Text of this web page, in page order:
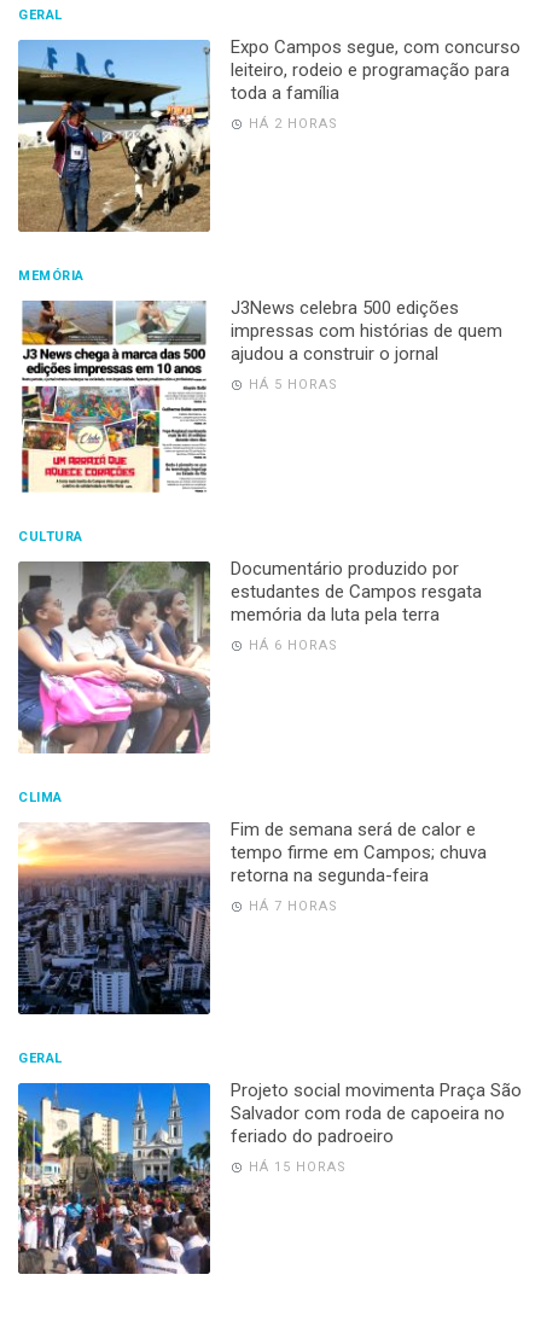
GERAL
Expo Campos segue, com concurso
leiteiro, rodeio e programação para
toda a família
HÁ 2 HORAS
MEMÓRIA
J3News celebra 500 edições
impressas com histórias de quem
ajudou a construir o jornal
HÁ 5 HORAS
CULTURA
Documentário produzido por
estudantes de Campos resgata
memória da luta pela terra
HÁ 6 HORAS
CLIMA
Fim de semana será de calor e
tempo firme em Campos; chuva
retorna na segunda-feira
HÁ 7 HORAS
GERAL
Projeto social movimenta Praça São
Salvador com roda de capoeira no
feriado do padroeiro
HÁ 15 HORAS